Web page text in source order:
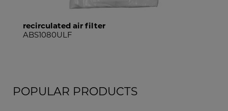
compact distribution box
POPULAR PRODUCTS